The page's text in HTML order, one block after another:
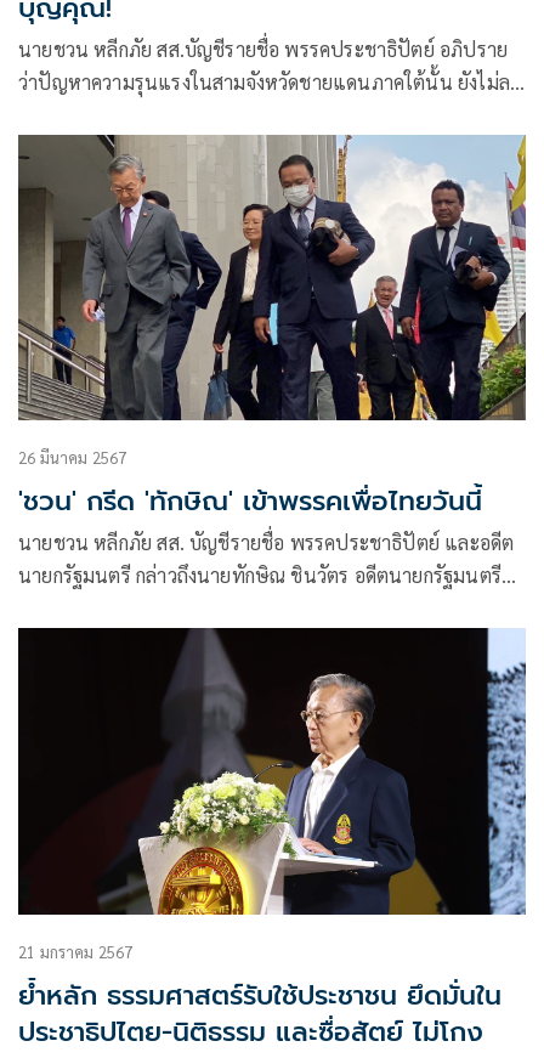
บุญคุณ!
นายชวน หลีกภัย สส.บัญชีรายชื่อ พรรคประชาธิปัตย์ อภิปราย
ว่าปัญหาความรุนแรงในสามจังหวัดชายแดนภาคใต้นั้น ยังไม่ลด
26 มีนาคม 2567
'ชวน' กรีด 'ทักษิณ' เข้าพรรคเพื่อไทยวันนี้
นายชวน หลีกภัย สส. บัญชีรายชื่อ พรรคประชาธิปัตย์ และอดีต
นายกรัฐมนตรี กล่าวถึงนายทักษิณ ชินวัตร อดีตนายกรัฐมนตรี
21 มกราคม 2567
ย้ำหลัก ธรรมศาสตร์รับใช้ประชาชน ยึดมั่นใน
ประชาธิปไตย-นิติธรรม และซื่อสัตย์ ไม่โกง